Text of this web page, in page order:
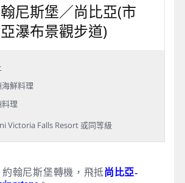
尼斯堡／尚比亞(市
瀑布景觀步道)
鮮料理
理
Victoria Falls Resort 或同等級
翰尼斯堡轉機，飛抵尚比亞-